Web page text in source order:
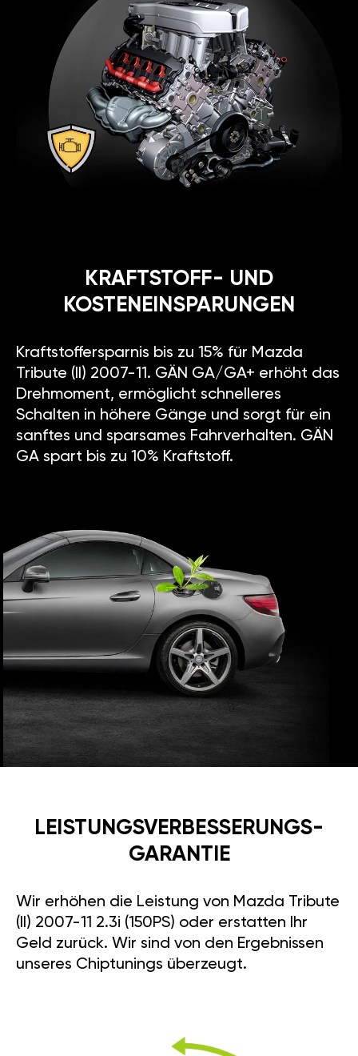
KRAFTSTOFF- UND
KOSTENEINSPARUNGEN
Kraftstoffersparnis bis zu 15% für Mazda
Tribute (II) 2007-11. GÄN GA/GA+ erhöht das
Drehmoment, ermöglicht schnelleres
Schalten in höhere Gänge und sorgt für ein
sanftes und sparsames Fahrverhalten. GÄN
GA spart bis zu 10% Kraftstoff.
LEISTUNGSVERBESSE­RUNGS­
GARANTIE
Wir erhöhen die Leistung von Mazda Tribute
(II) 2007-11 2.3i (150PS) oder erstatten Ihr
Geld zurück. Wir sind von den Ergebnissen
unseres Chiptunings überzeugt.